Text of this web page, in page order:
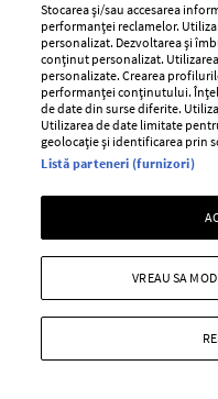
La 85 de ani,
adulți. Actrița
31 iulie 2026
Donna Mills și-a lansat
promite să le ofere
asupra vieții sale.
Stocarea și/sau accesarea
performanței reclamelor.
personalizat. Dezvoltarea și
conținut personalizat.
personalizate. Crearea
performanței conținutului.
de date din surse diferite.
Utilizarea de date limitate
geolocație și identificarea prin
Listă parteneri (furnizori)
VREAU SA